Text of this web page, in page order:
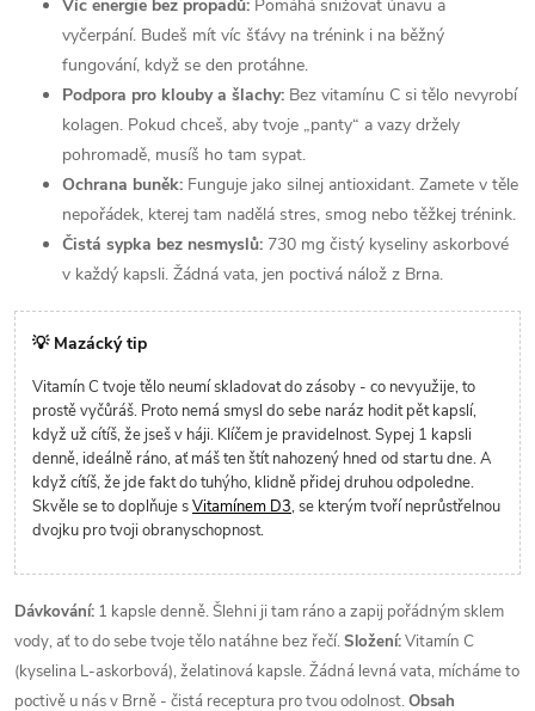
Víc energie bez propadů: Pomáhá snižovat únavu a
vyčerpání. Budeš mít víc šťávy na trénink i na běžný
fungování, když se den protáhne.
Podpora pro klouby a šlachy: Bez vitamínu C si tělo nevyrobí
kolagen. Pokud chceš, aby tvoje „panty“ a vazy držely
pohromadě, musíš ho tam sypat.
Ochrana buněk: Funguje jako silnej antioxidant. Zamete v těle
nepořádek, kterej tam nadělá stres, smog nebo těžkej trénink.
Čistá sypka bez nesmyslů: 730 mg čistý kyseliny askorbové
v každý kapsli. Žádná vata, jen poctivá nálož z Brna.
💡 Mazácký tip
Vitamín C tvoje tělo neumí skladovat do zásoby - co nevyužije, to
prostě vyčůráš. Proto nemá smysl do sebe naráz hodit pět kapslí,
když už cítíš, že jseš v háji. Klíčem je pravidelnost. Sypej 1 kapsli
denně, ideálně ráno, ať máš ten štít nahozený hned od startu dne. A
když cítíš, že jde fakt do tuhýho, klidně přidej druhou odpoledne.
Skvěle se to doplňuje sVitamínem D3, se kterým tvoří neprůstřelnou
dvojku pro tvoji obranyschopnost.
Dávkování: 1 kapsle denně. Šlehni ji tam ráno a zapij pořádným sklem
vody, ať to do sebe tvoje tělo natáhne bez řečí.Složení:Vitamín C
(kyselina L-askorbová), želatinová kapsle. Žádná levná vata, mícháme to
poctivě u nás v Brně - čistá receptura pro tvou odolnost.Obsah